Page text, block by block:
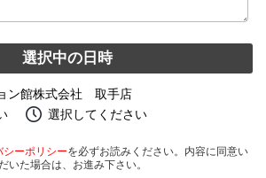
選択中の日時
ン館株式会社 取手店
選択してください
シーポリシーを必ずお読みください。内容に同意い
いた場合は、お進み下さい。